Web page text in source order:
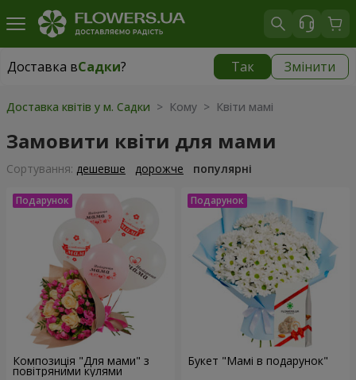
Доставка вСадки? Так Змінити
Доставка вСадки|
Доставка квітів у м. Садки > Кому > Квіти мамі
Замовити квіти для мами
Сортування: дешевше дорожче популярні
Композиція "Для мами" з
повітряними кулями
Букет "Мамі в подарунок"